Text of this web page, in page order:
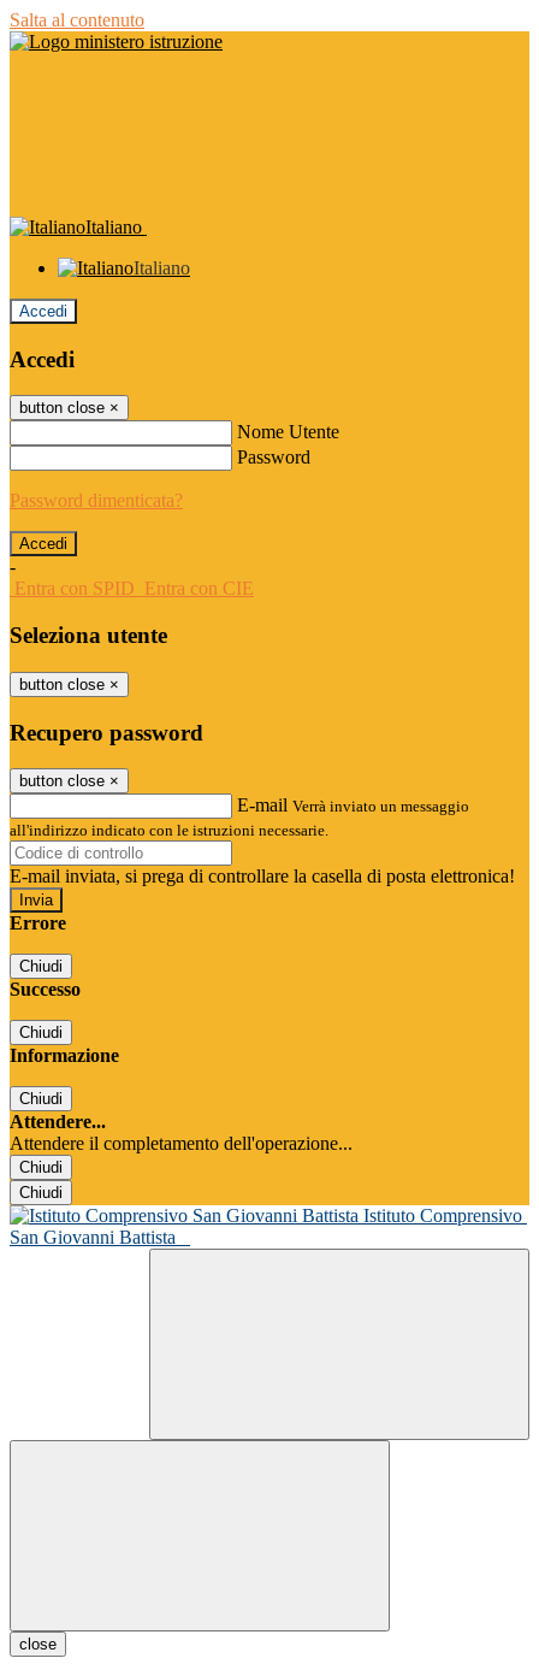
Salta al contenuto
Italiano
Italiano
Accedi
Accedi
button close ×
Nome Utente
Password
Password dimenticata?
-
Entra con SPID Entra con CIE
Seleziona utente
button close ×
Recupero password
button close ×
E-mail Verrà inviato un messaggio
all'indirizzo indicato con le istruzioni necessarie.
E-mail inviata, si prega di controllare la casella di posta elettronica!
Errore
Chiudi
Successo
Chiudi
Informazione
Chiudi
Attendere...
Attendere il completamento dell'operazione...
Chiudi
Chiudi
Istituto Comprensivo
San Giovanni Battista
close